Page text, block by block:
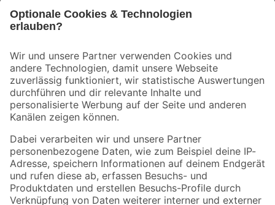
Der toom Newsletter: Keine Angebote und Aktionen mehr verpassen!
Zur Newsletter Anmeldung
Folge uns
Zahlungsarten Versandarten